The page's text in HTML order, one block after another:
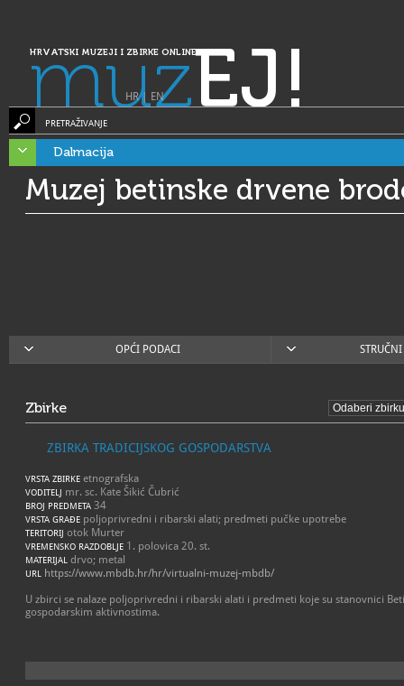
HRVATSKI MUZEJI I ZBIRKE ONLINE
muzEJ!
HR| EN
PRETRAŽIVANJE
Dalmacija
Muzej betinske drvene
OPĆI PODACI
Zbirke
ZBIRKA TRADICIJSKOG GOSPODARSTVA
VRSTA ZBIRKE etnografska
VODITELJ mr. sc. Kate Šikić Čubrić
BROJ PREDMETA 34
VRSTA GRAĐE poljoprivredni i ribarski alati; predmeti pučke upotrebe
TERITORIJ otok Murter
VREMENSKO RAZDOBLJE 1. polovica 20. st.
MATERIJAL drvo; metal
URL https://www.mbdb.hr/hr/virtualni-muzej-mbdb/
U zbirci se nalaze poljoprivredni i ribarski alati i predmeti koje su stanovnici
gospodarskim aktivnostima.